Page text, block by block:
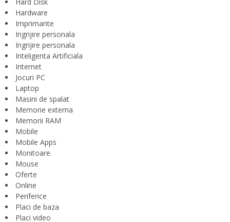
Hardware
Imprimante
Ingrijire personala
Ingrijire personala
Inteligenta Artificiala
Internet
Jocuri PC
Laptop
Masini de spalat
Memorie externa
Memorii RAM
Mobile
Mobile Apps
Monitoare
Mouse
Oferte
Online
Periferice
Placi de baza
Placi video